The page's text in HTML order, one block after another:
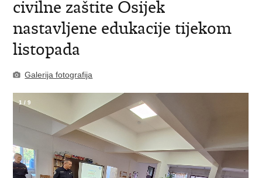
civilne zaštite Osijek
nastavljene edukacije tijekom
listopada
Galerija fotografija
1 /9